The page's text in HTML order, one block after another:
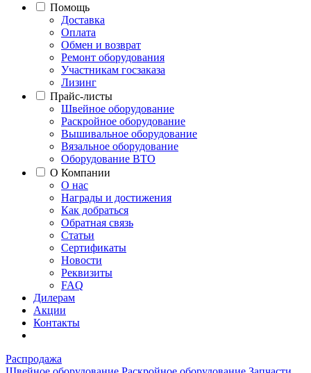
Помощь
Доставка
Оплата
Обмен и возврат
Ремонт оборудования
Участникам госзаказа
Лизинг
Прайс-листы
Швейное оборудование
Раскройное оборудование
Вышивальное оборудование
Вязальное оборудование
Оборудование ВТО
О Компании
О нас
Награды и достижения
Как добраться
Обратная связь
Статьи
Сертификаты
Новости
Реквизиты
FAQ
Дилерам
Акции
Контакты
Распродажа